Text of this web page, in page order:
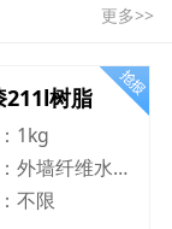
更多>>
211l树脂
1kg
外墙纤维水泥板
不限